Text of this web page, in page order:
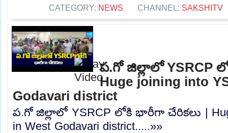
CATEGORY: NEWS CHANNEL: SAKSHITV
ప.గో జిల్లాలో YSRCP
Huge joining into
Godavari district
ప.గో జిల్లాలో YSRCP లోకి భారీగా చేరికలు |
in West Godavari district.....»»